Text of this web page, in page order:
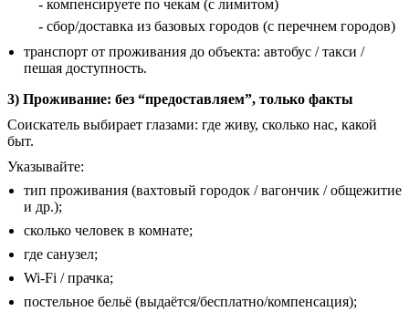
- компенсируете по чекам (с лимитом)
- сбор/доставка из базовых городов (с перечнем городов)
транспорт от проживания до объекта: автобус / такси /
пешая доступность.
3) Проживание: без “предоставляем”, только факты
Соискатель выбирает глазами: где живу, сколько нас, какой
быт.
Указывайте:
тип проживания (вахтовый городок / вагончик / общежитие
и др.);
сколько человек в комнате;
где санузел;
Wi-Fi / прачка;
постельное бельё (выдаётся/бесплатно/компенсация);